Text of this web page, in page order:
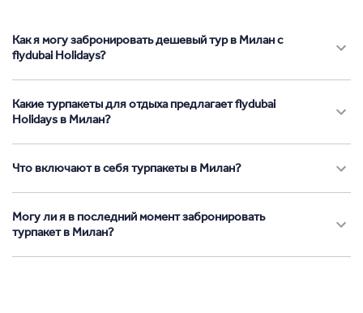
Как я могу забронировать дешевый тур в Милан с
flydubai Holidays?
Какие турпакеты для отдыха предлагает flydubai
Holidays в Милан?
Что включают в себя турпакеты в Милан?
Могу ли я в последний момент забронировать
турпакет в Милан?